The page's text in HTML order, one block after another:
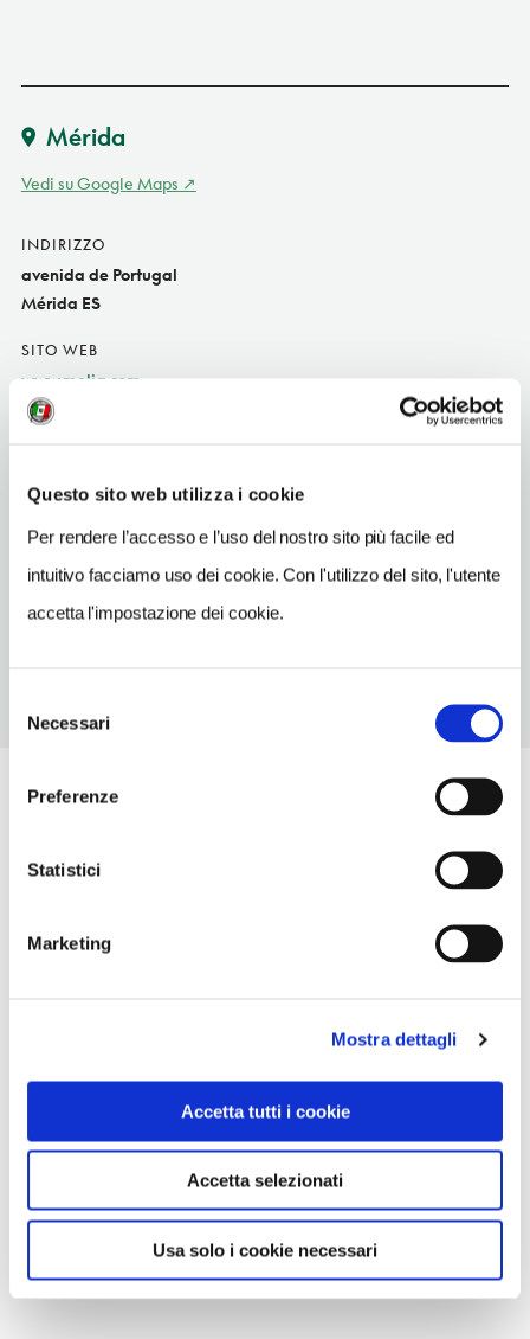
Questo sito web utilizza i cookie
Per rendere l’accesso e l’uso del nostro sito più facile ed
intuitivo facciamo uso dei cookie. Con l'utilizzo del sito, l'utente
accetta l'impostazione dei cookie.
delNecessari
Preferenze
Statistici
Marketing
Mostra dettagli
Accetta tutti i cookie
Accetta selezionati
Usa solo i cookie necessari
Mérida
Vedi su Google Maps
INDIRIZZO
avenida de Portugal
Mérida ES
SITO WEB
www.melia.com
INDIRIZZO EMAIL
TELEFONO
924372400
NUMERO CAMERE
126